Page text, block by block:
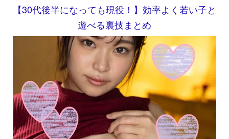
【30代後半になっても現役！】効率よく若い子と
遊べる裏技まとめ